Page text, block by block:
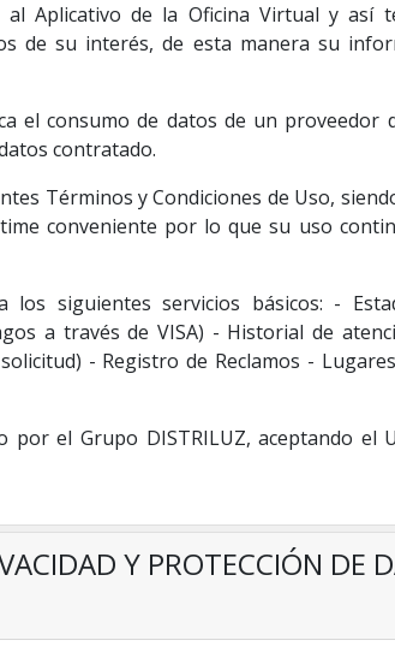
Aplicativo de la Oficina Virtual y así
de su interés, de esta manera su
el consumo de datos de un proveedor
contratado.
Términos y Condiciones de Uso,
conveniente por lo que su uso
los siguientes servicios básicos: -
a través de VISA) - Historial de
- Registro de Reclamos -
el Grupo DISTRILUZ, aceptando el
Y PROTECCIÓN DE